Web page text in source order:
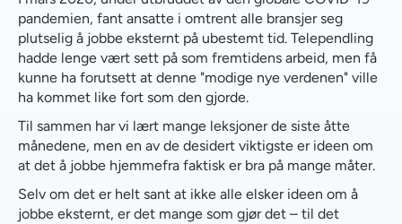
pandemien, fant ansatte i omtrent alle bransjer seg
plutselig å jobbe eksternt på ubestemt tid. Telependling
hadde lenge vært sett på som fremtidens arbeid, men få
kunne ha forutsett at denne "modige nye verdenen" ville
ha kommet like fort som den gjorde.
Til sammen har vi lært mange leksjoner de siste åtte
månedene, men en av de desidert viktigste er ideen om
at det å jobbe hjemmefra faktisk er bra på mange måter.
Selv om det er helt sant at ikke alle elsker ideen om å
jobbe eksternt, er det mange som gjør det – til det